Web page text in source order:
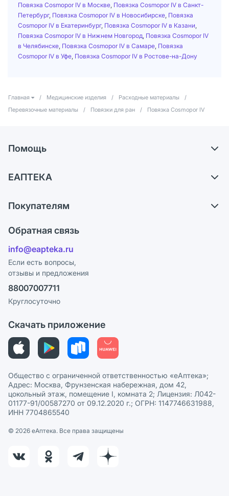
Повязка Cosmopor IV в Москве Повязка Cosmopor IV в Санкт-
Петербург, Повязка Cosmopor IV в Новосибирске Повязка
Cosmopor IV в Екатеринбург, Повязка Cosmopor IV в Казани
Повязка Cosmopor IV в Нижнем Новгород Повязка Cosmopor IV
в Челябинске Повязка Cosmopor IV в Самаре Повязка
Cosmopor IV в Уфе Повязка Cosmopor IV в Ростове-на-Дону
Главная / Медицинские изделия / Расходные материалы
/
Перевязочные материалы
/ Повязки для ран / Повязка Cosmopor IV
Помощь
Самовывоз из аптек
Ответы на вопросы
Блог
ЕАПТЕКА
Карьера
Поставщики
Лицензия
Реклама на сайте
Ваши товары на ЕАПТЕКЕ
Покупателям
Программа СберСпасибо
Политика конфиденциальности
Пользовательское соглашение
Политика рекомендаций
Этика и соответствие
Политика в отношении обработки персональных данных
Обратная связь
info@eapteka.ru
Если есть вопросы,
отзывы и предложения
88007007711
Круглосуточно
Скачать приложение
Общество с ограниченной ответственностью «еАптека»;
Адрес: Москва, Фрунзенская набережная, дом 42,
цокольный этаж, помещение I, комната 2; Лицензия: Л042-
01177-91/00587270 от 09.12.2020 г.; ОГРН: 1147746631988,
ИНН 7704865540
© 2026 eАптека. Все права защищены